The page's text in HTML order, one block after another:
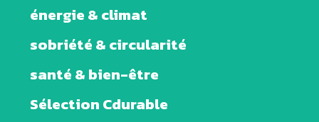
énergie & climat
sobriété & circularité
santé & bien-être
Sélection Cdurable